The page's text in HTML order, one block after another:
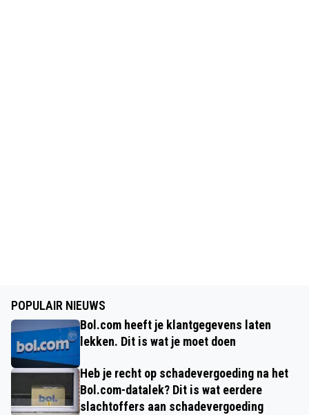
POPULAIR NIEUWS
Bol.com heeft je klantgegevens laten
lekken. Dit is wat je moet doen
Heb je recht op schadevergoeding na het
Bol.com-datalek? Dit is wat eerdere
slachtoffers aan schadevergoeding